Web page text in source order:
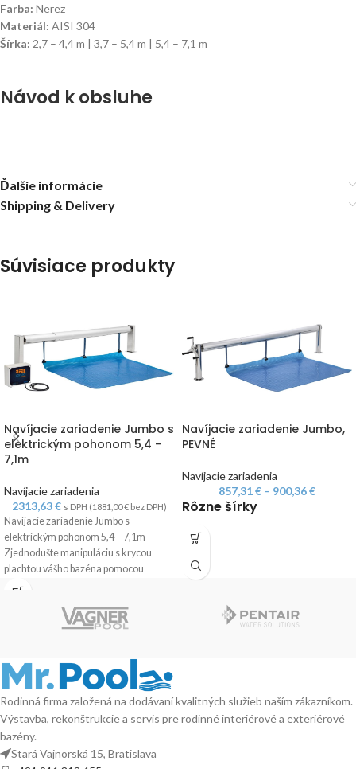
Farba: Nerez
Materiál: AISI 304
Šírka: 2,7 – 4,4 m | 3,7 – 5,4 m | 5,4 – 7,1 m
Návod k obsluhe
Ďalšie informácie
Shipping & Delivery
Súvisiace produkty
Navíjacie zariadenie Jumbo s
elektrickým pohonom 5,4 –
7,1m
Navíjacie zariadenia
2313,63€ s DPH (1881,00€bez DPH)
Navíjacie zariadenie Jumbo s
elektrickým pohonom 5,4 – 7,1m
Zjednodušte manipuláciu s krycou
plachtou vášho bazéna pomocou
kvalitného navíjacieho zariadenia,
Navíjacie zariadenie Jumbo,
PEVNÉ
Navíjacie zariadenia
857,31€ – 900,36€
Rôzne šírky
Rodinná firma založená na dodávaní kvalitných služieb naším zákazníkom.
Výstavba, rekonštrukcie a servis pre rodinné interiérové a exteriérové
bazény.
Stará Vajnorská 15, Bratislava